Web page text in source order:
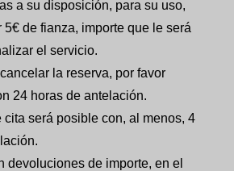
a su disposición, para su uso,
5€ de fianza, importe que le será
el servicio.
la reserva, por favor
24 horas de antelación.
cita será posible con, al menos, 4
devoluciones de importe, en el